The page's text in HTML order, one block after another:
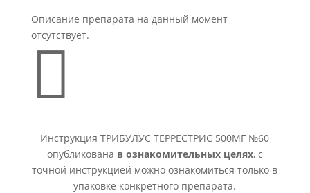
Описание препарата на данный момент
отсутствует.

Инструкция ТРИБУЛУС ТЕРРЕСТРИС 500МГ №60
опубликована в ознакомительных целях, с
точной инструкцией можно ознакомиться только в
упаковке конкретного препарата.